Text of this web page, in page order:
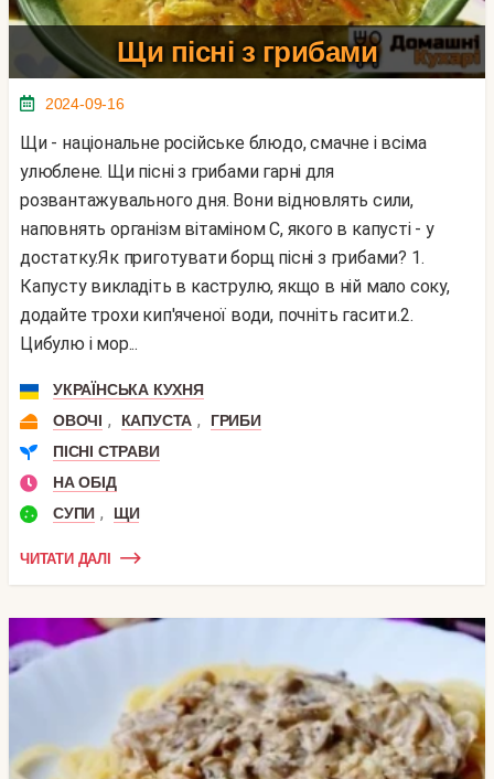
Щи пісні з грибами
2024-09-16
Щи - національне російське блюдо, смачне і всіма
улюблене. Щи пісні з грибами гарні для
розвантажувального дня. Вони відновлять сили,
наповнять організм вітаміном С, якого в капусті - у
достатку.Як приготувати борщ пісні з грибами? 1.
Капусту викладіть в каструлю, якщо в ній мало соку,
додайте трохи кип'яченої води, почніть гасити.2.
Цибулю і мор...
УКРАЇНСЬКА КУХНЯ
ОВОЧІ , КАПУСТА ,
ГРИБИ
ПІСНІ СТРАВИ
НА ОБІД
СУПИ , ЩИ
ЧИТАТИ ДАЛІ